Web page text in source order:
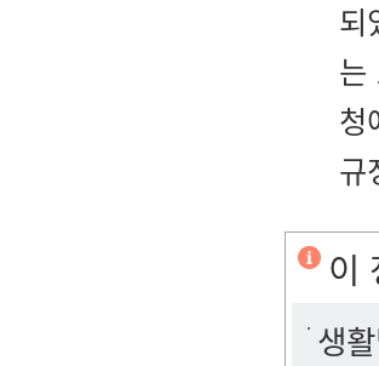
되
는
청
규
이
생